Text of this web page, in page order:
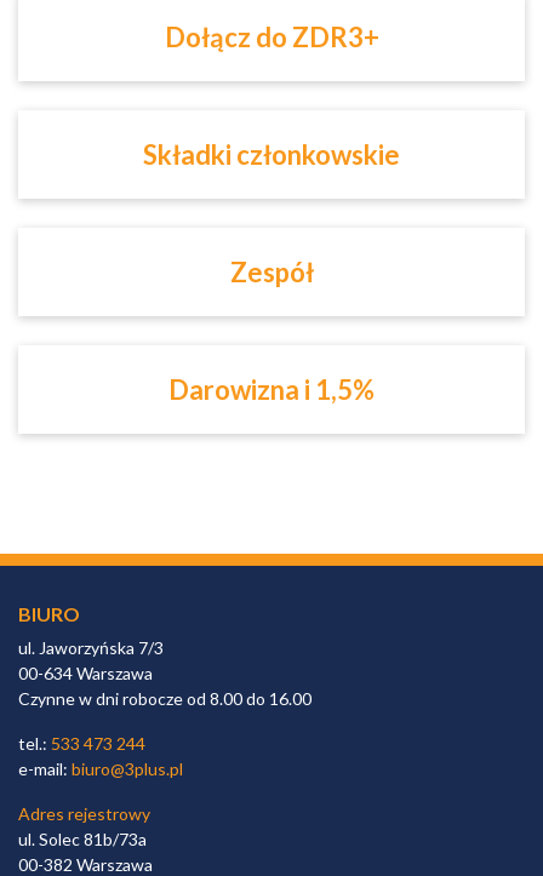
Dołącz do ZDR3+
Składki członkowskie
Zespół
Darowizna i 1,5%
BIURO
ul. Jaworzyńska 7/3
00-634 Warszawa
Czynne w dni robocze od 8.00 do 16.00
tel.: 533 473 244
e-mail: biuro@3plus.pl
Adres rejestrowy
ul. Solec 81b/73a
00-382 Warszawa